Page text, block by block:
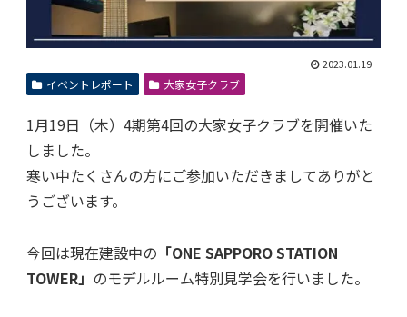
2023.01.19
イベントレポート 大家女子クラブ
1月19日（木）4期第4回の大家女子クラブを開催いた
しました。
寒い中たくさんの方にご参加いただきましてありがと
うございます。
今回は現在建設中の 「ONE SAPPORO STATION
TOWER」 のモデルルーム特別見学会を行いました。